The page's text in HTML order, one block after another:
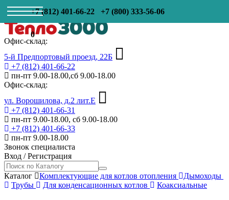
+7 (812) 401-66-22 +7 (800) 333-56-06
0
Офис-склад:
5-й Предпортовый проезд, 22Б
+7 (812) 401-66-22
пн-пт 9.00-18.00,сб 9.00-18.00
Офис-склад:
ул. Ворошилова, д.2 лит.Е
+7 (812) 401-66-31
пн-пт 9.00-18.00, сб 9.00-18.00
+7 (812) 401-66-33
пн-пт 9.00-18.00
Звонок специалиста
Вход /Регистрация
Каталог Комплектующие для котлов отопления
Дымоходы
Трубы
Для конденсационных котлов Коаксиальные